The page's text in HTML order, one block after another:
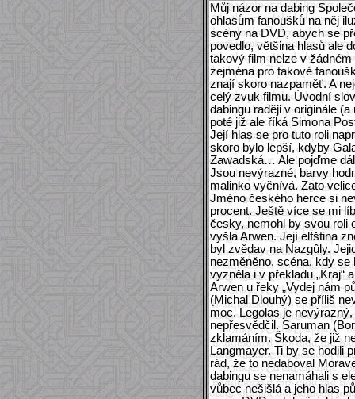
Můj názor na dabing
ohlasům fanoušků na něj
scény na DVD, abych se
povedlo, většina hlasů ale
takový film nelze v žádném
zejména pro takové
znají skoro nazpaměť. A
celý zvuk filmu. Úvodní
dabingu raději v originále
poté již ale říká Simona
Její hlas se pro tuto roli
skoro bylo lepší, kdyby
Zawadská… Ale pojďme
Jsou nevýrazné, barvy
malinko vyčnívá. Zato
Jméno českého herce si
procent. Ještě více se mi
česky, nemohl by svou roli
vyšla Arwen. Její elfština
byl zvědav na Nazgûly.
nezměněno, scéna, kdy se
vyzněla i v překladu „Kraj“
Arwen u řeky „Vydej nám
(Michal Dlouhý) se příliš
moc. Legolas je
nepřesvědčil. Saruman
zklamáním. Škoda, že již
Langmayer. Ti by se hodili
rád, že to nedaboval
dabingu se nenamáhali s
vůbec nešišlá a jeho hlas